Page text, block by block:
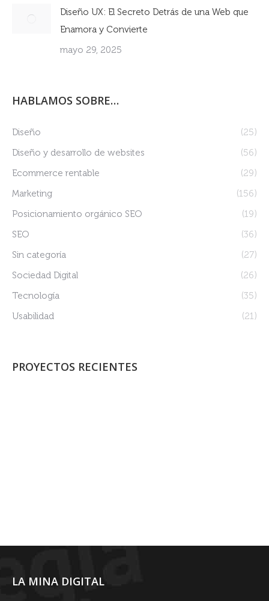
Diseño UX: El Secreto Detrás de una Web que
Enamora y Convierte
mayo 29, 2025
HABLAMOS SOBRE…
Diseño
(25)
Diseño y desarrollo de websites
(56)
Ecommerce rentable
(29)
Marketing
(156)
Posicionamiento orgánico SEO
(19)
SEO
(36)
Sin categoría
(27)
Sociedad Digital
(26)
Tecnología
(35)
Usabilidad
(21)
PROYECTOS RECIENTES
LA MINA DIGITAL